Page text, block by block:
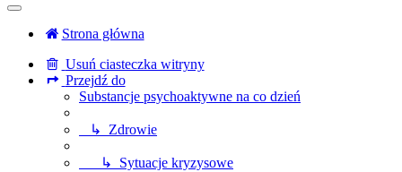
Strona główna
Usuń ciasteczka witryny
Przejdź do
Substancje psychoaktywne na co dzień
↳ Zdrowie
↳ Sytuacje kryzysowe